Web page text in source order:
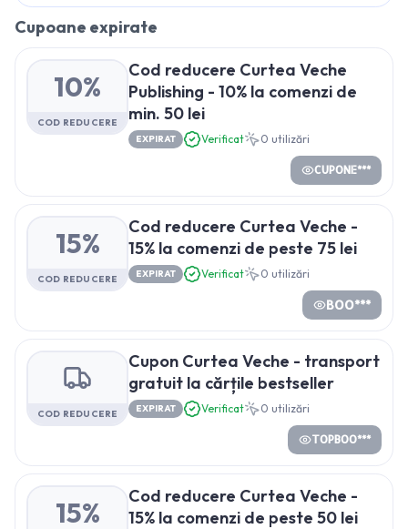
Cupoane expirate
10%
COD REDUCERE
Cod reducere Curtea Veche
Publishing - 10% la comenzi de
min. 50 lei
EXPIRAT Verificat 0 utilizări
CUPONE***
15%
COD REDUCERE
Cod reducere Curtea Veche -
15% la comenzi de peste 75 lei
EXPIRAT Verificat 0 utilizări
BOO***
COD REDUCERE
Cupon Curtea Veche - transport
gratuit la cărțile bestseller
EXPIRAT Verificat 0 utilizări
TOPBOO***
15%
Cod reducere Curtea Veche -
15% la comenzi de peste 50 lei